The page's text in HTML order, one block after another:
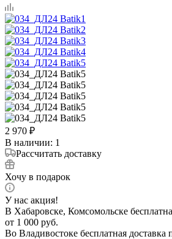
2 970 ₽
В наличии: 1
Рассчитать доставку
Хочу в подарок
У нас акция!
В Хабаровске, Комсомольске
от 1 000 руб.
Во Владивостоке бесплатная доставка